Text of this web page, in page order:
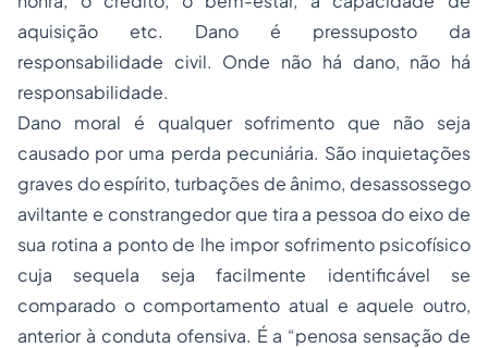
aquisição etc. Dano é pressuposto da
responsabilidade civil. Onde não há dano, não há
responsabilidade.
Dano moral é qualquer sofrimento que não seja
causado por uma perda pecuniária. São inquietações
graves do espírito, turbações de ânimo, desassossego
aviltante e constrangedor que tira a pessoa do eixo de
sua rotina a ponto de lhe impor sofrimento psicofísico
cuja sequela seja facilmente identificável se
comparado o comportamento atual e aquele outro,
anterior à conduta ofensiva. É a “penosa sensação de